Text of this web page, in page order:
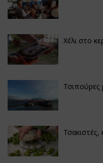
Χέλι στο
Τσιπούρες
Τσακιστές,